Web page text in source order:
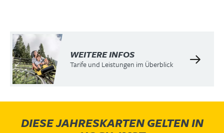
WEITERE INFOS
Tarife und Leistungen im Überblick
DIESE JAHRESKARTEN GELTEN IN